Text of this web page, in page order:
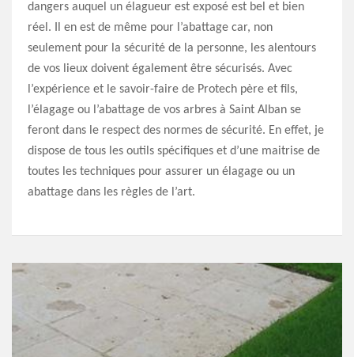
dangers auquel un élagueur est exposé est bel et bien
réel. Il en est de même pour l’abattage car, non
seulement pour la sécurité de la personne, les alentours
de vos lieux doivent également être sécurisés. Avec
l’expérience et le savoir-faire de Protech père et fils,
l’élagage ou l’abattage de vos arbres à Saint Alban se
feront dans le respect des normes de sécurité. En effet, je
dispose de tous les outils spécifiques et d’une maitrise de
toutes les techniques pour assurer un élagage ou un
abattage dans les règles de l’art.